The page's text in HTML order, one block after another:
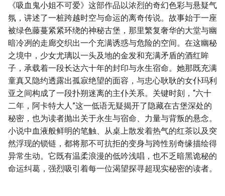
《吸血鬼小姐不可爱》这部作品以浓烈的奇幻色彩与悬疑气
氛，讲述了一桩跨越时空与命运的离奇传说。故事始于一座
被绿色藤蔓紧紧环绕的神秘古堡，那里繁复奢华的大堂与幽
暗冷冽的走廊交织出一个充满诱惑与危险的空间。在这幽秘
之境中，少女尤璃以一头及地的金发和充满矛盾的酒红眸
子，承载着一段长达六十年的封印与永生宿命。她那既充满
童真又隐约透露出孤寂绝望的面容，与忠心耿耿的女仆玛利
亚之间构成了一段扑朔迷离的主仆关系。关键时刻，“六十
二年，阿卡特大人”这一低语无疑揭开了隐藏在古堡深处的
秘密，也为读者抛出关于永生与宿命、力量与背叛的悬念。
小说中血液般鲜明的笔触、从桌上散发着热气的红茶以及突
然浮现的锁链，都将那不可抗拒的变身与跨性别奇缘描绘得
异常生动。它既有温柔浪漫的低吟浅唱，也不乏暗黑诡秘的
命运纠葛，强烈吸引着每一位渴望探寻超现实秘密的读者。